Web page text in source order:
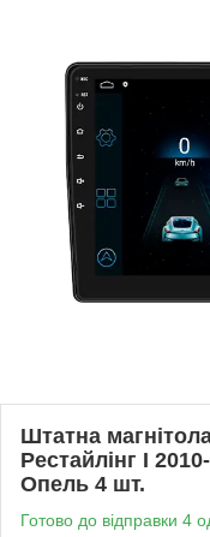
Штатна
Рестайлінг I
Опель 4 шт.
Готово до відправки 4